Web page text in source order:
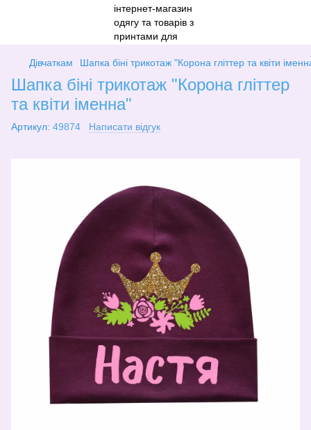
Дівчаткам Шапка біні трикотаж "Корона гліттер та квіти
Шапка біні трикотаж "Корона гліттер
та квіти іменна"
Артикул: 49874 Написати відгук